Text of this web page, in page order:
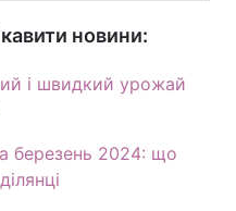
новини:
і швидкий урожай
березень 2024: що